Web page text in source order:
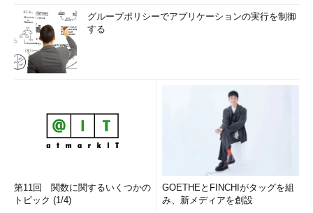
グループポリシーでアプリケーションの実行を制御
する
第11回 関数に関するいくつかの
トピック (1/4)
GOETHEとFINCHIがタッグを組
み、新メディアを創設